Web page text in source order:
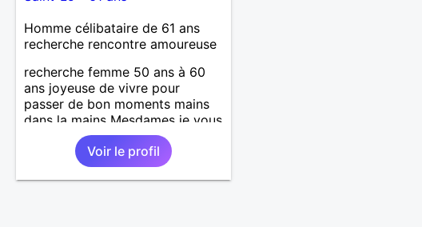
Homme célibataire de 61 ans
recherche rencontre amoureuse
recherche femme 50 ans à 60
ans joyeuse de vivre pour
passer de bon moments mains
dans la mains Mesdames je vous
attend de vous lire .
Voir le profil